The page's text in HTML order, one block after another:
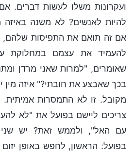
ועקרונות משלו לעשות דברים.
להיות לאנשים? לא משנה
אם זה תואם את התפיסות שלהם,
להעמיד את עצמם במחלוקת
שאומרים, "למרות שאני מרדן
בכך שאבצע את חובתי?" איזה מין
מקובל. זו לא התמסרות אמיתית.
צריכים ליישם בפועל את "לא
עם האל", ולממש זאת? יש שני
בפועל: הראשון, לחפש באופן יזום